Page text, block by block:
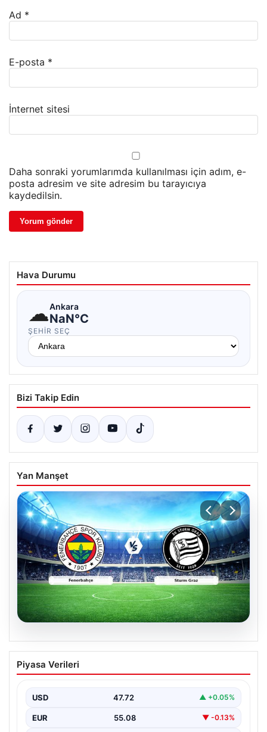
Ad *
E-posta *
İnternet sitesi
Daha sonraki yorumlarımda kullanılması için adım, e-
posta adresim ve site adresim bu tarayıcıya
kaydedilsin.
Hava Durumu
☁Ankara
NaN°C
ŞEHIR SEÇ
Bizi Takip Edin
Yan Manşet
CANLI | Fenerbahçe – Sturm Graz Canlı
Maç Anlatımı
Piyasa Verileri
USD 47.72 ▲ +0.05%
EUR 55.08 ▼ -0.13%